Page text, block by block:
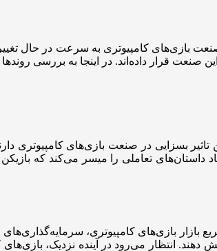
صنعت بازی‌های کامپیوتری به سرعت در حال
این صنعت قرار داده‌اند. در اینجا به بررسی روندها
تاثیر بسزایی در صنعت بازی‌های کامپیوتری
داستان‌های تعاملی را میسر می‌کند که
بازار بازی‌های کامپیوتری،
دهند. انتظار می‌رود در آینده نزدیک،